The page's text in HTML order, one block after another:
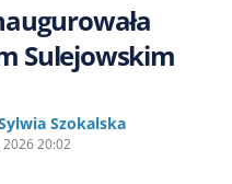
Sulejowskim
Szokalska
20:02